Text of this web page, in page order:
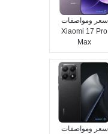
سعر ومواصفات
Xiaomi 17 Pro
Max
سعر ومواصفات